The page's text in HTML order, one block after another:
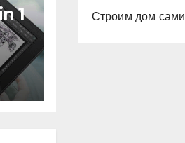
1
Строим дом сами